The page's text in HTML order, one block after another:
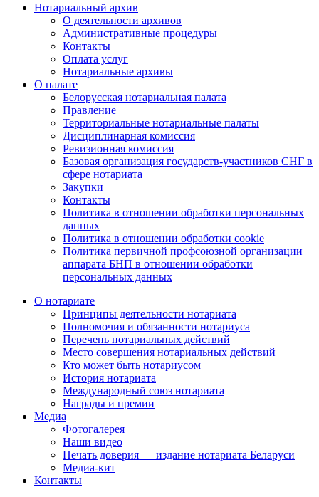
Нотариальный архив
О деятельности архивов
Административные процедуры
Контакты
Оплата услуг
Нотариальные архивы
О палате
Белорусская нотариальная палата
Правление
Территориальные нотариальные палаты
Дисциплинарная комиссия
Ревизионная комиссия
Базовая организация государств-участников СНГ в
сфере нотариата
Закупки
Контакты
Политика в отношении обработки персональных
данных
Политика в отношении обработки cookie
Политика первичной профсоюзной организации
аппарата БНП в отношении обработки
персональных данных
О нотариате
Принципы деятельности нотариата
Полномочия и обязанности нотариуса
Перечень нотариальных действий
Место совершения нотариальных действий
Кто может быть нотариусом
История нотариата
Международный союз нотариата
Награды и премии
Медиа
Фотогалерея
Наши видео
Печать доверия — издание нотариата Беларуси
Медиа-кит
Контакты